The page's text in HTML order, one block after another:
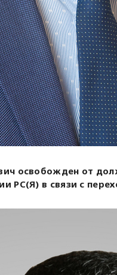
освобожден от
РС(Я) в связи с